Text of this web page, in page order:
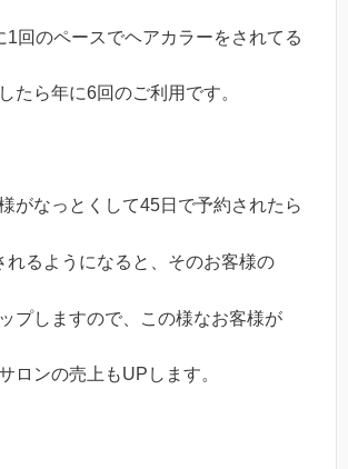
1回のペースでヘアカラーをされてる
たら年に6回のご利用です。
がなっとくして45日で予約されたら
れるようになると、そのお客様の
プしますので、この様なお客様が
ロンの売上もUPします。